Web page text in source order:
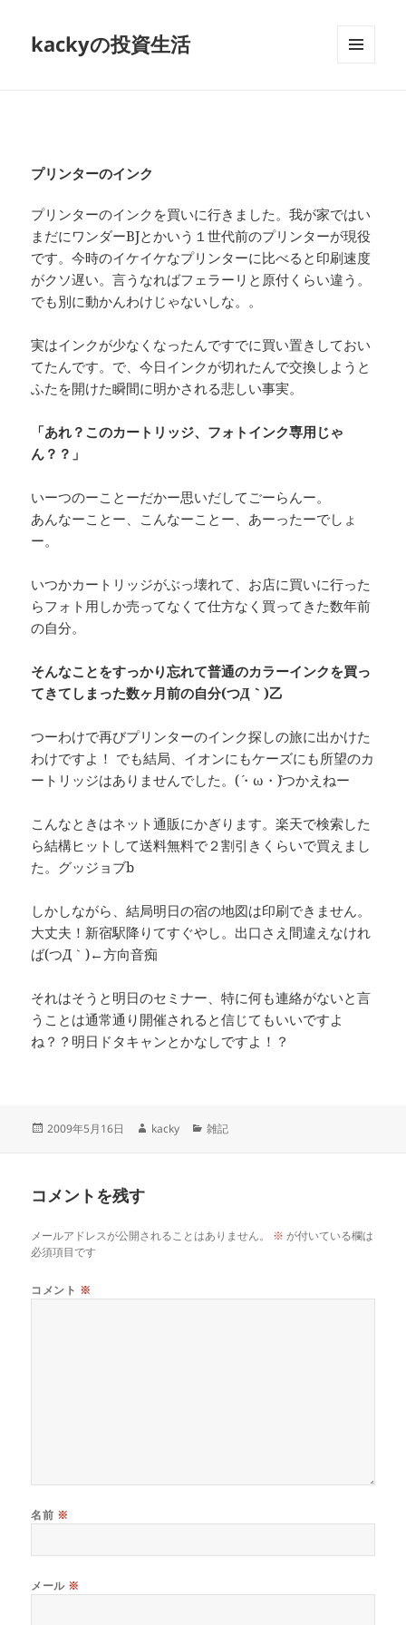
kackyの投資生活
プリンターのインク
プリンターのインクを買いに行きました。我が家ではい
まだにワンダーBJとかいう１世代前のプリンターが現役
です。今時のイケイケなプリンターに比べると印刷速度
がクソ遅い。言うなればフェラーリと原付くらい違う。
でも別に動かんわけじゃないしな。。
実はインクが少なくなったんですでに買い置きしておい
てたんです。で、今日インクが切れたんで交換しようと
ふたを開けた瞬間に明かされる悲しい事実。
「あれ？このカートリッジ、フォトインク専用じゃ
ん？？」
いーつのーことーだかー思いだしてごーらんー。
あんなーことー、こんなーことー、あーったーでしょ
ー。
いつかカートリッジがぶっ壊れて、お店に買いに行った
らフォト用しか売ってなくて仕方なく買ってきた数年前
の自分。
そんなことをすっかり忘れて普通のカラーインクを買っ
てきてしまった数ヶ月前の自分(つД｀)乙
つーわけで再びプリンターのインク探しの旅に出かけた
わけですよ！ でも結局、イオンにもケーズにも所望のカ
ートリッジはありませんでした。(´・ω・`)つかえねー
こんなときはネット通販にかぎります。楽天で検索した
ら結構ヒットして送料無料で２割引きくらいで買えまし
た。グッジョブb
しかしながら、結局明日の宿の地図は印刷できません。
大丈夫！新宿駅降りてすぐやし。出口さえ間違えなけれ
ば(つД｀)←方向音痴
それはそうと明日のセミナー、特に何も連絡がないと言
うことは通常通り開催されると信じてもいいですよ
ね？？明日ドタキャンとかなしですよ！？
投
2009年5月16日
作
kacky
カ
雑記
コメントを残す
メールアドレスが公開されることはありません。 ※ が付いている欄は
必須項目です
コメント ※
名前 ※
メール ※